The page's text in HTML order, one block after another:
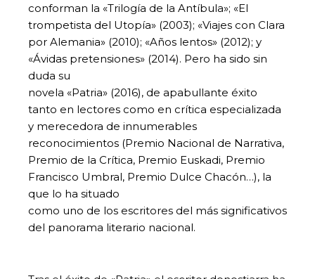
conforman la «Trilogía de la Antíbula»; «El
trompetista del Utopía» (2003); «Viajes con Clara
por Alemania» (2010); «Años lentos» (2012); y
«Ávidas pretensiones» (2014). Pero ha sido sin
duda su
novela «Patria» (2016), de apabullante éxito
tanto en lectores como en crítica especializada
y merecedora de innumerables
reconocimientos (Premio Nacional de Narrativa,
Premio de la Crítica, Premio Euskadi, Premio
Francisco Umbral, Premio Dulce Chacón…), la
que lo ha situado
como uno de los escritores del más significativos
del panorama literario nacional.